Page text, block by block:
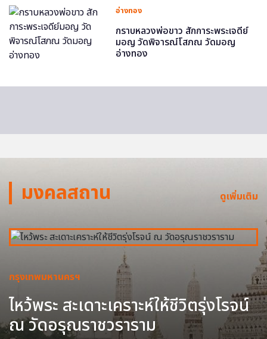
อ่างทอง
กราบหลวงพ่อขาว สักการะพระเจดีย์
มอญ วัดพิจารณ์โสภณ วัดมอญ
อ่างทอง
มงคลสถาน ดูเพิ่มเติม
กรุงเทพมหานครฯ
ไหว้พระ สะเดาะเคราะห์ให้ชีวิตรุ่งโรจน์
ณ วัดอรุณราชวราราม